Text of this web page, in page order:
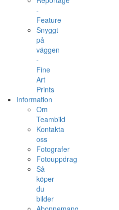
-
Feature
Snyggt
på
väggen
-
Fine
Art
Prints
Information
Om
Teambild
Kontakta
oss
Fotografer
Fotouppdrag
Så
köper
du
bilder